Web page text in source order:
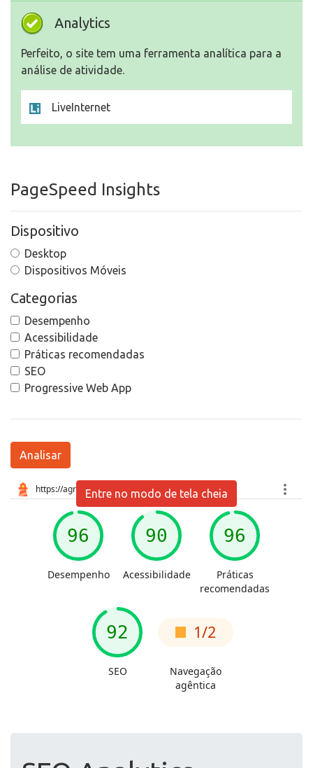
Analytics
Perfeito, o site tem uma ferramenta analítica para a
análise de atividade.
LiveInternet
PageSpeed Insights
Dispositivo
Desktop
Dispositivos Móveis
Categorias
Desempenho
Acessibilidade
Práticas recomendadas
SEO
Progressive Web App
Analisar
Entre no modo de tela cheia